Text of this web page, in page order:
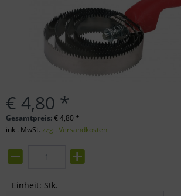
€ 4,80 *
Gesamtpreis:€4,80 *
inkl. MwSt. zzgl. Versandkosten
Einheit: Stk.